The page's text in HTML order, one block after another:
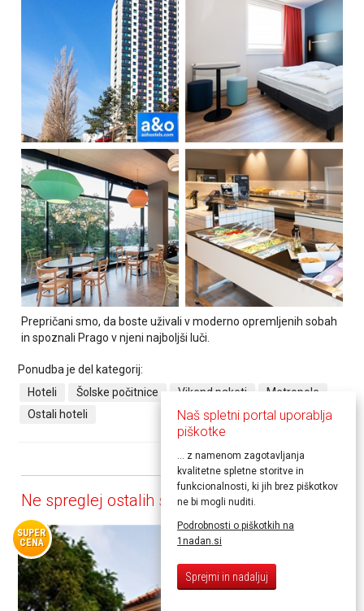
Prepričani smo, da boste uživali v moderno opremljenih sobah
in spoznali Prago v njeni najboljši luči.
Ponudba je del kategorij:
Hoteli
Šolske počitnice Vikend paketi
Metropole
Ostali hoteli
Ne spreglej ostalih super ponudb
SUPER
CENA
Naš spletni portal uporablja
piškotke
... z namenom zagotavljanja
kvalitetne spletne storitve in
funkcionalnosti, ki jih brez piškotkov
ne bi mogli nuditi.
Podrobnosti o piškotkih na
1nadan.si
Sprejmi in nadaljuj